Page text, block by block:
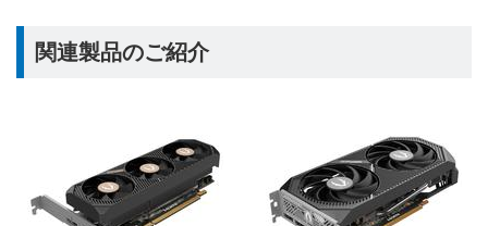
関連製品のご紹介